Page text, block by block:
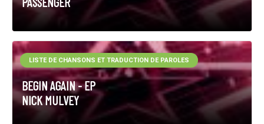
BEGIN AGAIN - EP
NICK MULVEY
LISTE DE CHANSONS ET TRADUCTION DE PAROLES